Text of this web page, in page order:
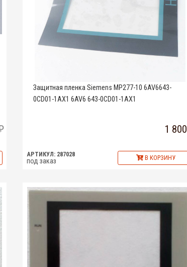
Защитная пленка Siemens MP277-10 6AV6643-
0CD01-1AX1 6AV6 643-0CD01-1AX1
1 800
АРТИКУЛ: 287028
под заказ В КОРЗИНУ